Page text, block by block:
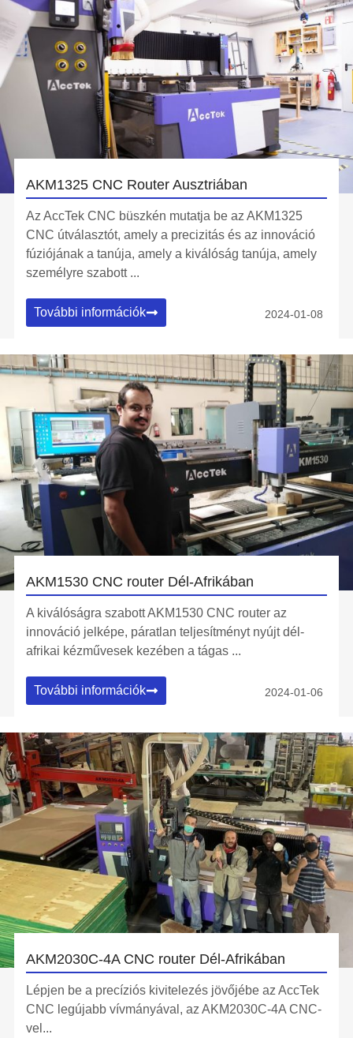
AKM1325 CNC Router Ausztriában
2024-01-08
Az AccTek CNC büszkén mutatja be az AKM1325
CNC útválasztót, amely a precizitás és az innováció
fúziójának a tanúja, amely a kiválóság tanúja, amely
személyre szabott ...
További információk
AKM1530 CNC router Dél-Afrikában
2024-01-06
A kiválóságra szabott AKM1530 CNC router az
innováció jelképe, páratlan teljesítményt nyújt dél-
afrikai kézművesek kezében a tágas ...
További információk
AKM2030C-4A CNC router Dél-Afrikában
Lépjen be a precíziós kivitelezés jövőjébe az AccTek
CNC legújabb vívmányával, az AKM2030C-4A CNC-
vel...